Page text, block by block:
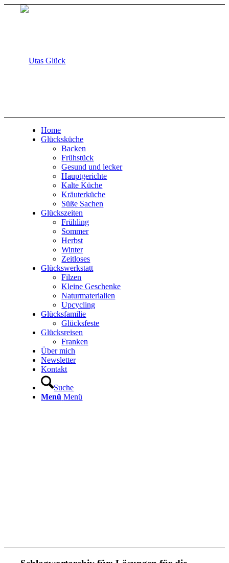
Home
Glücksküche
Backen
Frühstück
Gesund und lecker
Hauptgerichte
Kalte Küche
Kräuterküche
Süße Sachen
Glückszeiten
Frühling
Sommer
Herbst
Winter
Zeitloses
Glückswerkstatt
Filzen
Kleine Geschenke
Naturmaterialien
Upcycling
Glücksfamilie
Glücksfeste
Glücksreisen
Franken
Über mich
Newsletter
Kontakt
Suche
Menü Menü